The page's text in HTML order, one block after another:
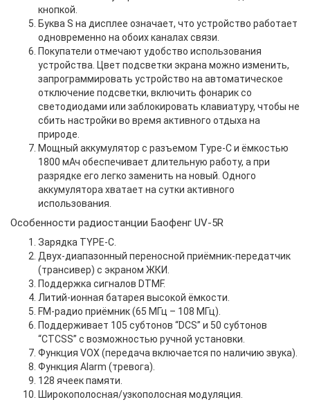
кнопкой.
Буква S на дисплее означает, что устройство работает
одновременно на обоих каналах связи.
Покупатели отмечают удобство использования
устройства. Цвет подсветки экрана можно изменить,
запрограммировать устройство на автоматическое
отключение подсветки, включить фонарик со
светодиодами или заблокировать клавиатуру, чтобы не
сбить настройки во время активного отдыха на
природе.
Мощный аккумулятор с разъемом Type-C и ёмкостью
1800 мАч обеспечивает длительную работу, а при
разрядке его легко заменить на новый. Одного
аккумулятора хватает на сутки активного
использования.
Особенности радиостанции Баофенг UV-5R
Зарядка TYPE-C.
Двух-диапазонный переносной приёмник-передатчик
(трансивер) с экраном ЖКИ.
Поддержка сигналов DTMF.
Литий-ионная батарея высокой ёмкости.
FM-радио приёмник (65 МГц – 108 МГц).
Поддерживает 105 субтонов “DCS” и 50 субтонов
“CTCSS” с возможностью ручной установки.
Функция VOX (передача включается по наличию звука).
Функция Alarm (тревога).
128 ячеек памяти.
Широкополосная/узкополосная модуляция.